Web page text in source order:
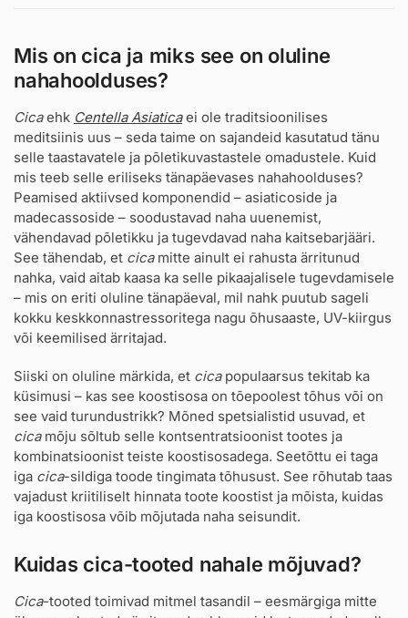
Mis on cica ja miks see on oluline
nahahoolduses?
Cicaehk Centella Asiaticaei ole traditsioonilises
meditsiinis uus – seda taime on sajandeid kasutatud tänu
selle taastavatele ja põletikuvastastele omadustele. Kuid
mis teeb selle eriliseks tänapäevases nahahoolduses?
Peamised aktiivsed komponendid – asiaticoside ja
madecassoside – soodustavad naha uuenemist,
vähendavad põletikku ja tugevdavad naha kaitsebarjääri.
See tähendab, et cicamitte ainult ei rahusta ärritunud
nahka, vaid aitab kaasa ka selle pikaajalisele tugevdamisele
– mis on eriti oluline tänapäeval, mil nahk puutub sageli
kokku keskkonnastressoritega nagu õhusaaste, UV-kiirgus
või keemilised ärritajad.
Siiski on oluline märkida, et cicapopulaarsus tekitab ka
küsimusi – kas see koostisosa on tõepoolest tõhus või on
see vaid turundustrikk? Mõned spetsialistid usuvad, et
cicamõju sõltub selle kontsentratsioonist tootes ja
kombinatsioonist teiste koostisosadega. Seetõttu ei taga
iga cica-sildiga toode tingimata tõhusust. See rõhutab taas
vajadust kriitiliselt hinnata toote koostist ja mõista, kuidas
iga koostisosa võib mõjutada naha seisundit.
Kuidas cica-tooted nahale mõjuvad?
Cica-tooted toimivad mitmel tasandil – eesmärgiga mitte